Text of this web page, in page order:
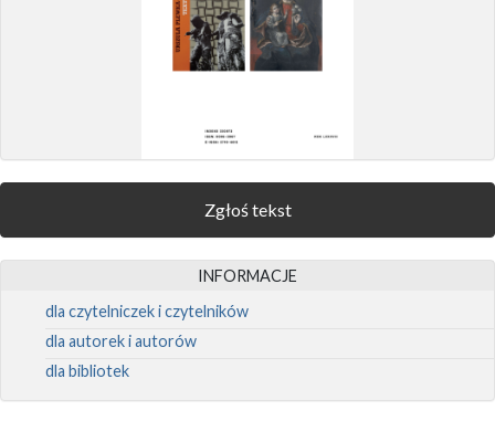
Zgłoś tekst
INFORMACJE
dla czytelniczek i czytelników
dla autorek i autorów
dla bibliotek